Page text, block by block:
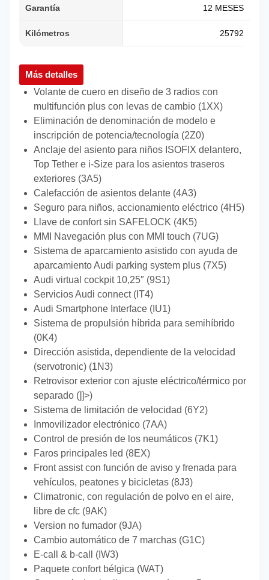
Garantía 12 MESES
Kilómetros 25792
Más detalles
Volante de cuero en diseño de 3 radios con
multifunción plus con levas de cambio (1XX)
Eliminación de denominación de modelo e
inscripción de potencia/tecnología (2Z0)
Anclaje del asiento para niños ISOFIX delantero,
Top Tether e i-Size para los asientos traseros
exteriores (3A5)
Calefacción de asientos delante (4A3)
Seguro para niños, accionamiento eléctrico (4H5)
Llave de confort sin SAFELOCK (4K5)
MMI Navegación plus con MMI touch (7UG)
Sistema de aparcamiento asistido con ayuda de
aparcamiento Audi parking system plus (7X5)
Audi virtual cockpit 10,25″ (9S1)
Servicios Audi connect (IT4)
Audi Smartphone Interface (IU1)
Sistema de propulsión híbrida para semihíbrido
(0K4)
Dirección asistida, dependiente de la velocidad
(servotronic) (1N3)
Retrovisor exterior con ajuste eléctrico/térmico por
separado (]]>)
Sistema de limitación de velocidad (6Y2)
Inmovilizador electrónico (7AA)
Control de presión de los neumáticos (7K1)
Faros principales led (8EX)
Front assist con función de aviso y frenada para
vehículos, peatones y bicicletas (8J3)
Climatronic, con regulación de polvo en el aire,
libre de cfc (9AK)
Version no fumador (9JA)
Cambio automático de 7 marchas (G1C)
E-call & b-call (IW3)
Paquete confort bélgica (WAT)